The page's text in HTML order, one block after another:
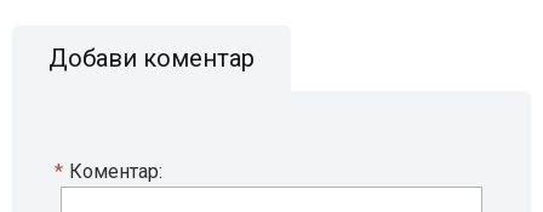
Добави коментар
Коментар:
*